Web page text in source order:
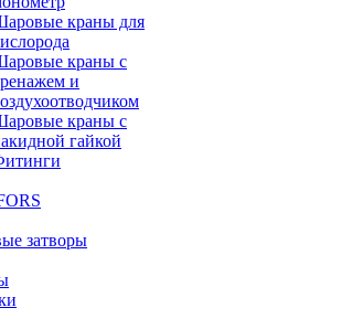
краны для
краны с
и
краны с
гайкой
затворы